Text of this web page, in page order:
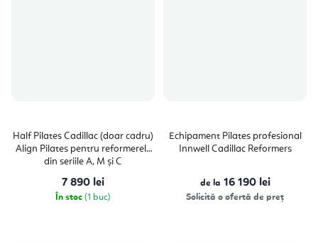
Half Pilates Cadillac (doar cadru)
Align Pilates pentru reformerele
din seriile A, M și C
7 890 lei
În stoc (1 buc)
Echipament Pilates profesional
Innwell Cadillac Reformers
de la 16 190 lei
Solicită o ofertă de preț